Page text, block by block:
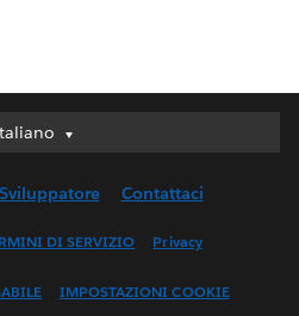
Italiano
(UK)
(Canada)
Sviluppatore Contattaci
DI SERVIZIO Privacy
IMPOSTAZIONI COOKIE